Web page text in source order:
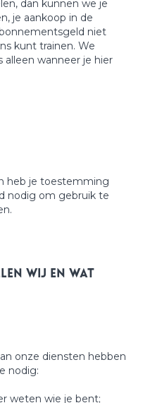
dan kunnen we je
je aankoop in de
niet
kunt trainen. We
wanneer je hier
heb je toestemming
nodig om gebruik te
wij en wat
onze diensten hebben
nodig:
weten wie je bent;